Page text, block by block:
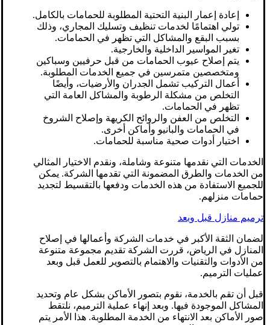
إعادة إعمار البنية التحتية المطلوبة للحمامات بالكامل.
تولي اهتمامًا لخدمات تنظيف وتسليك المجاري، وذلك
بسبب البقع والمشاكل التي تظهر في الحمامات.
تغير المواسير الداخلية والخارجية.
يتم إصلاح عيوب الحمامات من قبل حرفيين وسباكين
ومتخصصين متمرسين في جميع الخدمات المطلوبة.
أعمال التركيب تشمل الجدران والأرضيات، وأيضًا
التخلص من مشكلة الرطوبة والمشاكل العامة التي
تظهر في الحمامات.
التخلص من العفن والروائح الكريهة وإصلاح الشروخ
في الحمامات والبانيو وأماكن أخرى.
اختيار أدوات صحية مناسبة للحمامات.
الخدمات التي نقدمها متنوعة وشاملة، ونقدم الاختيار المثالي
من الخدمات والطرق المضمونة التي تقدمها الشركة. يمكن
للجميع الاستفادة من هذه الخدمات ودفعها بالتقسيط لتجديد
حمامات منزلهم.
ترميم منازل قبل وبعد
لضمان الثقة الأكبر في خدمات الشركة وأعمالها في إصلاح
المنازل في الرياض، قررت الشركة تقديم مجموعة متنوعة
من الأدوات والتقنيات والاهتمام بالتصوير للعمل قبل وبعد
عمليات الترميم.
قبل أن تقم بالخدمة، نقوم بتصور الأماكن بشكل عام وتحديد
المشاكل الموجودة فيها. وبعد إنهاء عملية الترميم، نلتقط
صور الأماكن بعد الانتهاء من الخدمة المطلوبة. هذا الأمر يتم